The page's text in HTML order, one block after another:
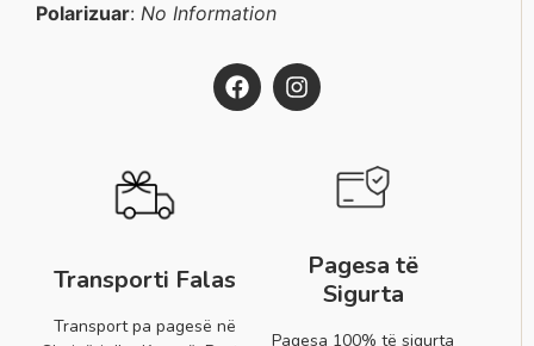
Polarizuar: No Information
Transporti Falas
Transport pa pagesë në
Pagesa të
Sigurta
Pagesa 100% të sigurta